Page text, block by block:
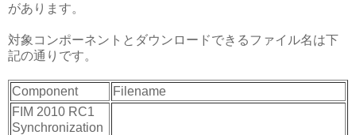
があります。
対象コンポーネントとダウンロードできるファイル名は下
記の通りです。
Component
Filename
FIM 2010 RC1
Synchronization